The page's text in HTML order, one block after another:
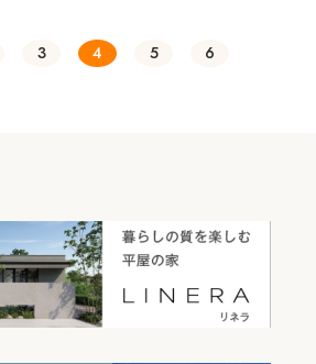
3 4 5 6